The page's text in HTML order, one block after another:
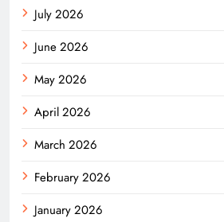
July 2026
June 2026
May 2026
April 2026
March 2026
February 2026
January 2026